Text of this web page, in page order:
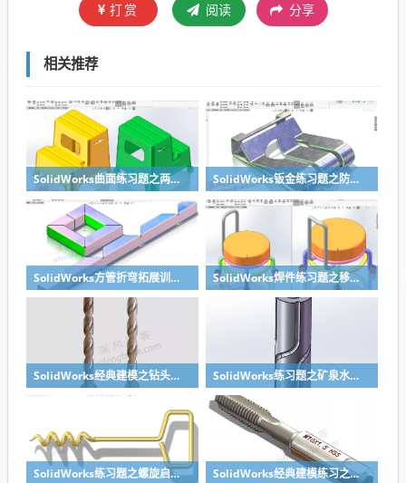
打赏 阅读 分享
相关推荐
SolidWorks曲面练习题之两步踢凳建模，看似曲面实则特征 SolidWorks钣金练习题之防松档卡建模，钣金命令综合练习
SolidWorks方管折弯拓展训练，你会了吗？ SolidWorks焊件练习题之移动小矮凳，思路对了就不难
SolidWorks经典建模之钻头刀具的绘制，螺纹收尾是关键技巧 SolidWorks练习题之矿泉水瓶的绘制，难度不大主要是顶部螺纹的处理
SolidWorks练习题之螺旋启瓶器，螺旋头是关键 SolidWorks经典建模练习之丝锥攻丝钻头的绘制，常规命令练习